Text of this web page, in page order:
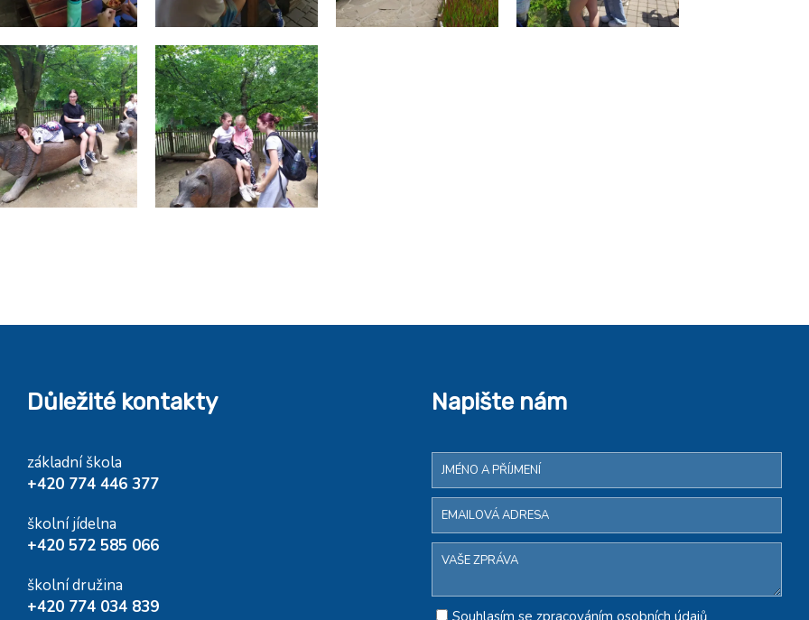
Důležité kontakty
základní škola
+420 774 446 377
školní jídelna
+420 572 585 066
školní družina
+420 774 034 839
Napište nám
Souhlasím se zpracováním osobních údajů